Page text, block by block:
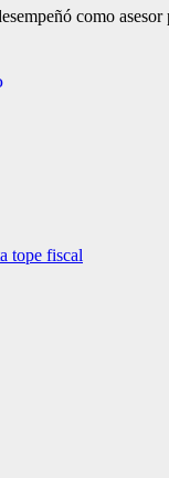
como
tope fiscal